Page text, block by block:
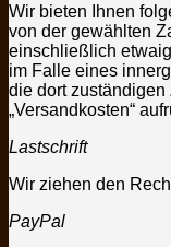
Wir bieten Ihnen
von der gewählten
einschließlich
im Falle eines
die dort
„Versandkosten“
Lastschrift
Wir ziehen den
PayPal